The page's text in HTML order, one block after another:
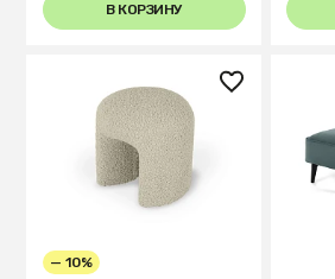
В КОРЗИНУ
— 10%